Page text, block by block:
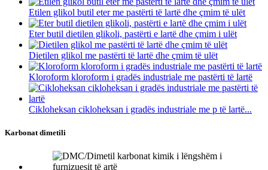
Etilen glikol butil eter me pastërti të lartë dhe çmim të ulët
Eter butil dietilen glikoli, pastërti e lartë dhe çmim i ulët
Dietilen glikol me pastërti të lartë dhe çmim të ulët
Kloroform kloroform i gradës industriale me pastërti të lartë
Cikloheksan cikloheksan i gradës industriale me p të lartë...
Karbonat dimetili